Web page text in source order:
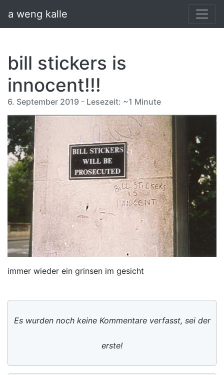
a weng kalle
bill stickers is
innocent!!!
6. September 2019 - Lesezeit: ~1 Minute
immer wieder ein grinsen im gesicht
Es wurden noch keine Kommentare verfasst, sei der
erste!